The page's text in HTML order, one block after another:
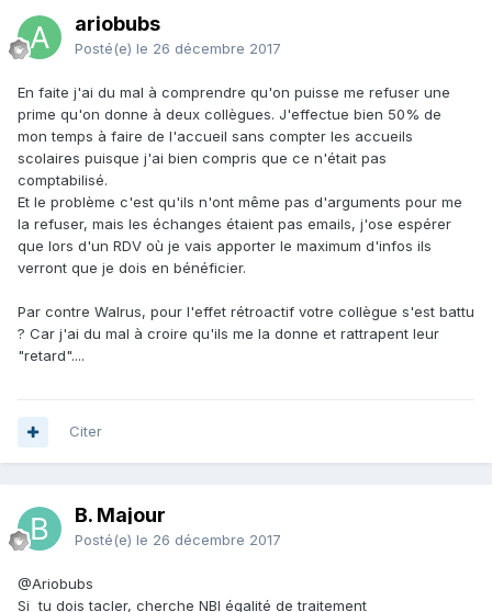
ariobubs
Posté(e) le 26 décembre 2017
En faite j'ai du mal à comprendre qu'on puisse me refuser une
prime qu'on donne à deux collègues. J'effectue bien 50% de
mon temps à faire de l'accueil sans compter les accueils
scolaires puisque j'ai bien compris que ce n'était pas
comptabilisé.
Et le problème c'est qu'ils n'ont même pas d'arguments pour me
la refuser, mais les échanges étaient pas emails, j'ose espérer
que lors d'un RDV où je vais apporter le maximum d'infos ils
verront que je dois en bénéficier.
Par contre Walrus, pour l'effet rétroactif votre collègue s'est battu
? Car j'ai du mal à croire qu'ils me la donne et rattrapent leur
"retard"....
Citer
B. Majour
Posté(e) le 26 décembre 2017
@Ariobubs
Si tu dois tacler, cherche NBI égalité de traitement